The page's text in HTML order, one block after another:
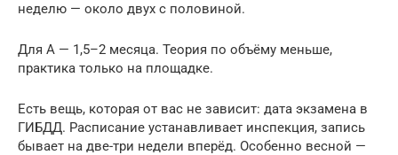
неделю — около двух с половиной.
Для А — 1,5–2 месяца. Теория по объёму меньше,
практика только на площадке.
Есть вещь, которая от вас не зависит: дата экзамена в
ГИБДД. Расписание устанавливает инспекция, запись
бывает на две-три недели вперёд. Особенно весной —